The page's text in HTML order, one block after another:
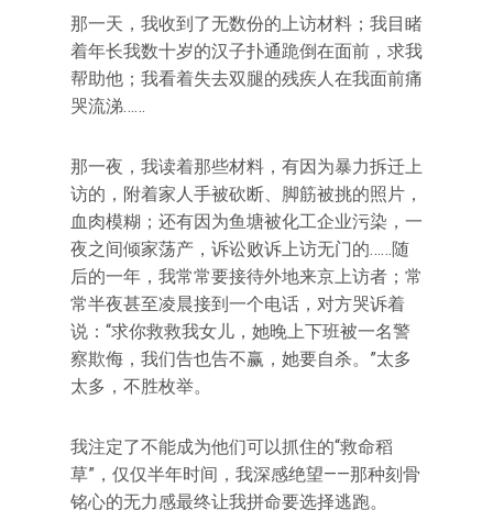
那一天，我收到了无数份的上访材料；我目睹
着年长我数十岁的汉子扑通跪倒在面前，求我
帮助他；我看着失去双腿的残疾人在我面前痛
哭流涕……
那一夜，我读着那些材料，有因为暴力拆迁上
访的，附着家人手被砍断、脚筋被挑的照片，
血肉模糊；还有因为鱼塘被化工企业污染，一
夜之间倾家荡产，诉讼败诉上访无门的……随
后的一年，我常常要接待外地来京上访者；常
常半夜甚至凌晨接到一个电话，对方哭诉着
说：“求你救救我女儿，她晚上下班被一名警
察欺侮，我们告也告不赢，她要自杀。”太多
太多，不胜枚举。
我注定了不能成为他们可以抓住的“救命稻
草”，仅仅半年时间，我深感绝望——那种刻骨
铭心的无力感最终让我拼命要选择逃跑。